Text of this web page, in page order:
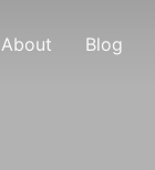
About Blog